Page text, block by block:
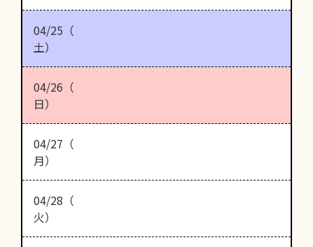
04/25（
土）
04/26（
日）
04/27（
月）
04/28（
火）